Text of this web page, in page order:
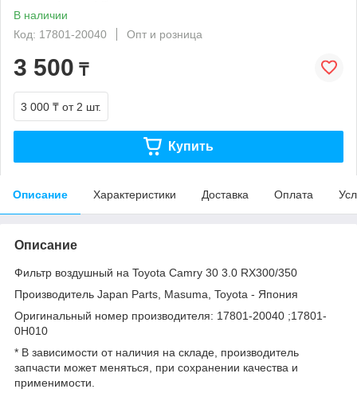
В наличии
Код: 17801-20040
Опт и розница
3 500 ₸
3 000 ₸ от 2 шт.
Купить
Описание Характеристики Доставка Оплата
Описание
Фильтр воздушный на Toyota Camry 30 3.0 RX300/350
Производитель Japan Parts, Masuma, Toyota - Япония
Оригинальный номер производителя: 17801-20040 ;17801-
0H010
* В зависимости от наличия на складе, производитель
запчасти может меняться, при сохранении качества и
применимости.